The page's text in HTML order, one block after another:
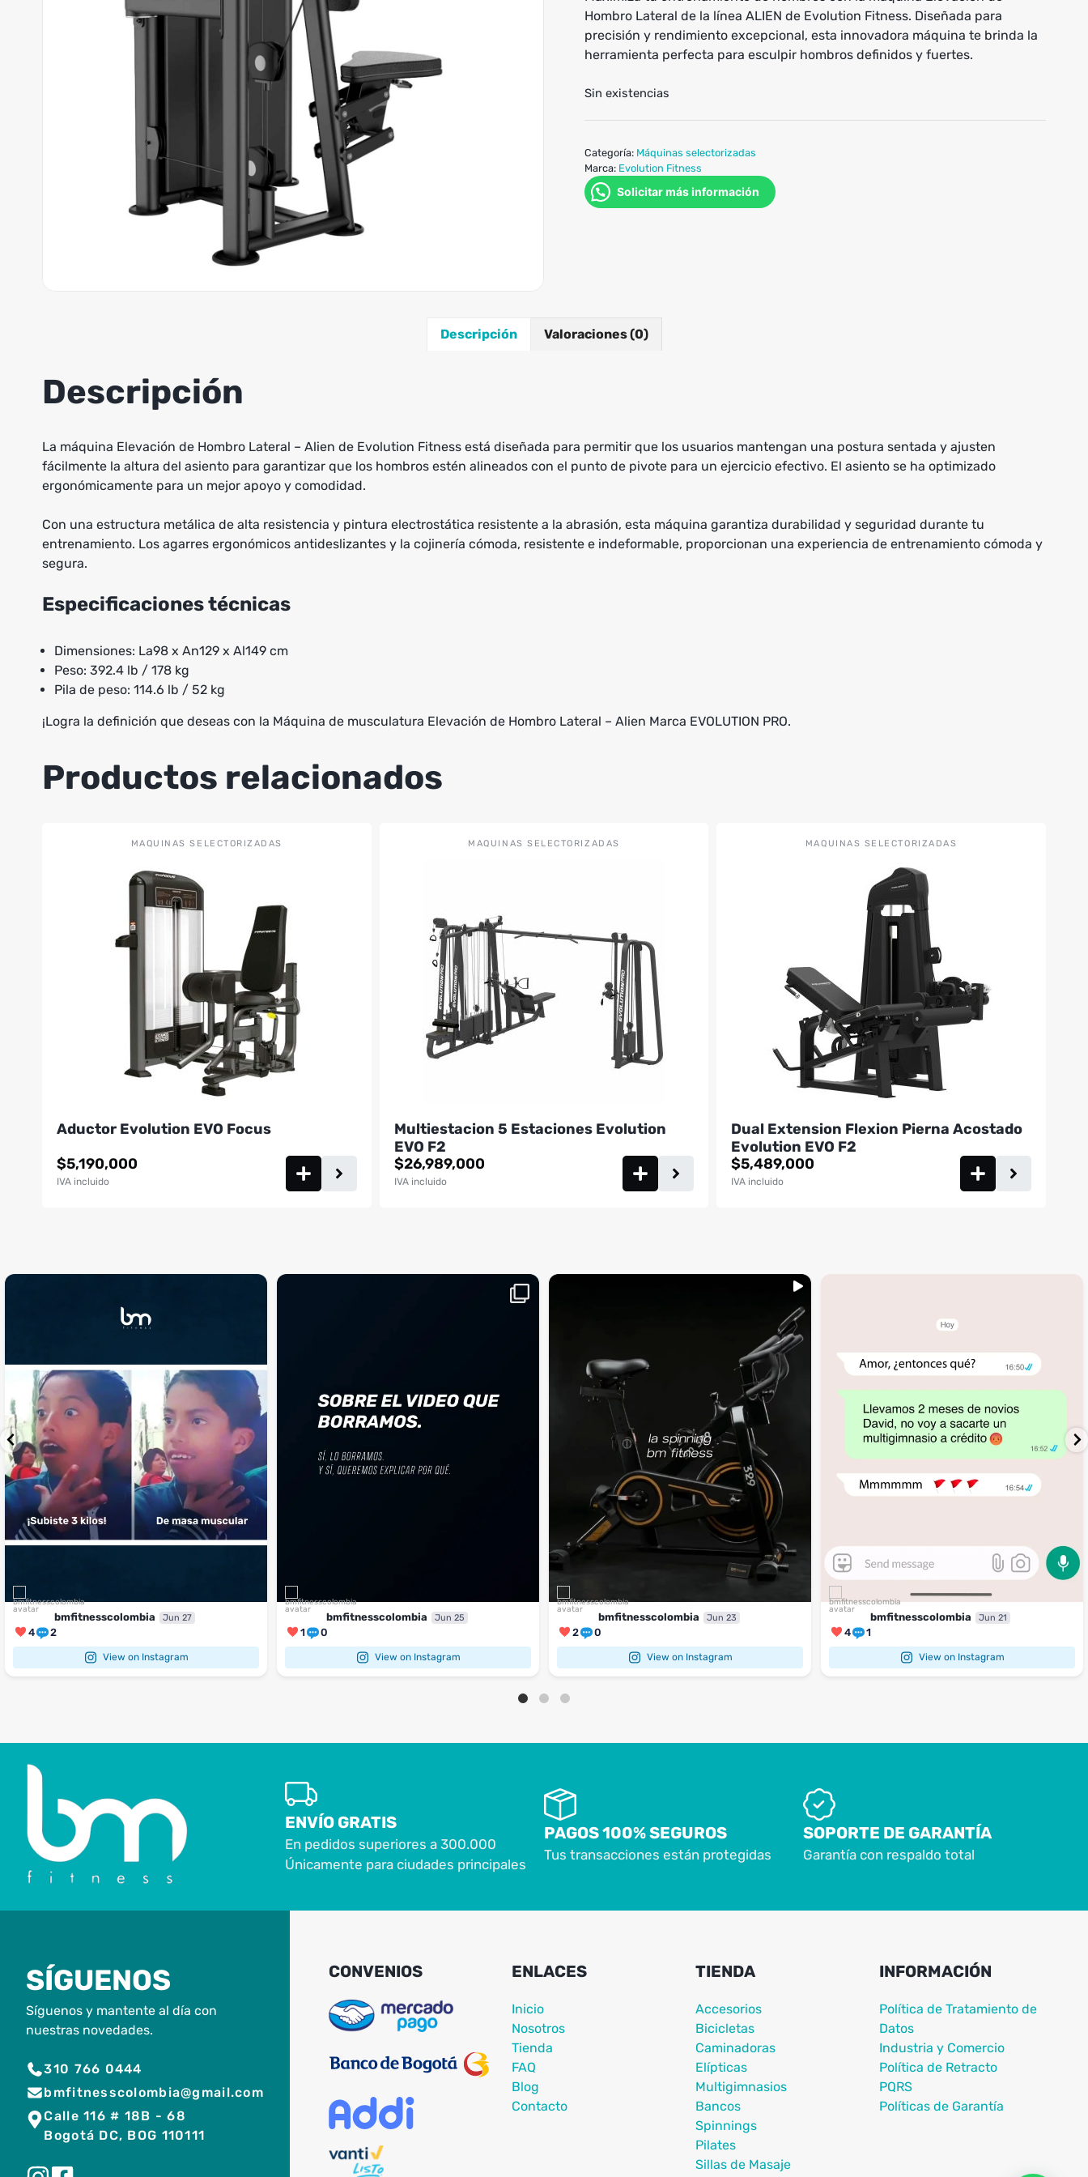
Hombro Lateral de la línea ALIEN de Evolution Fitness. Diseñada para
precisión y rendimiento excepcional, esta innovadora máquina te brinda la
herramienta perfecta para esculpir hombros definidos y fuertes.
Sin existencias
Categoría: Máquinas selectorizadas
Marca: Evolution Fitness
Solicitar más información
Descripción Valoraciones (0)
Descripción
La máquina Elevación de Hombro Lateral – Alien de Evolution Fitness está diseñada para permitir que los usuarios mantengan una postura sentada y ajusten
fácilmente la altura del asiento para garantizar que los hombros estén alineados con el punto de pivote para un ejercicio efectivo. El asiento se ha optimizado
ergonómicamente para un mejor apoyo y comodidad.
Con una estructura metálica de alta resistencia y pintura electrostática resistente a la abrasión, esta máquina garantiza durabilidad y seguridad durante tu
entrenamiento. Los agarres ergonómicos antideslizantes y la cojinería cómoda, resistente e indeformable, proporcionan una experiencia de entrenamiento cómoda y
segura.
Especificaciones técnicas
Dimensiones: La98 x An129 x Al149 cm
Peso: 392.4 lb / 178 kg
Pila de peso: 114.6 lb / 52 kg
¡Logra la definición que deseas con la Máquina de musculatura Elevación de Hombro Lateral – Alien Marca EVOLUTION PRO.
Productos relacionados
MAQUINAS SELECTORIZADAS
Aductor Evolution EVO Focus
$5,190,000
IVA incluido
MAQUINAS SELECTORIZADAS
Multiestacion 5 Estaciones Evolution
EVO F2
$26,989,000
IVA incluido
MAQUINAS SELECTORIZADAS
Dual Extension Flexion Pierna Acostado
Evolution EVO F2
$5,489,000
IVA incluido
bmfitnesscolombia Jun 27
4 2
View on Instagram
bmfitnesscolombia Jun 25
1 0
View on Instagram
bmfitnesscolombia Jun 23
2 0
View on Instagram
bmfitnesscolombia Jun 21
4 1
View on Instagram
ENVÍO GRATIS
En pedidos superiores a 300.000
Únicamente para ciudades principales
PAGOS 100% SEGUROS
Tus transacciones están protegidas
SOPORTE DE GARANTÍA
Garantía con respaldo total
SÍGUENOS
Síguenos y mantente al día con
nuestras novedades.
310 766 0444
bmfitnesscolombia@gmail.com
Calle 116 # 18B - 68
Bogotá DC, BOG 110111
CONVENIOS ENLACES
Inicio
Nosotros
Tienda
FAQ
Blog
Contacto
TIENDA
Accesorios
Bicicletas
Caminadoras
Elípticas
Multigimnasios
Bancos
Spinnings
Pilates
Sillas de Masaje
INFORMACIÓN
Política de Tratamiento de
Datos
Industria y Comercio
Política de Retracto
PQRS
Políticas de Garantía